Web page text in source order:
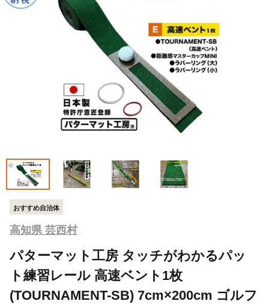
おすすめ自治体
高知県 芸西村
パターマット工房 タッチがわかるパッ
ト練習レール 高速ベント1枚
(TOURNAMENT-SB) 7cm×200cm ゴルフ